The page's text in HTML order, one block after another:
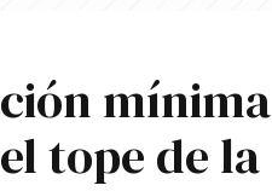
mínima
tope de la